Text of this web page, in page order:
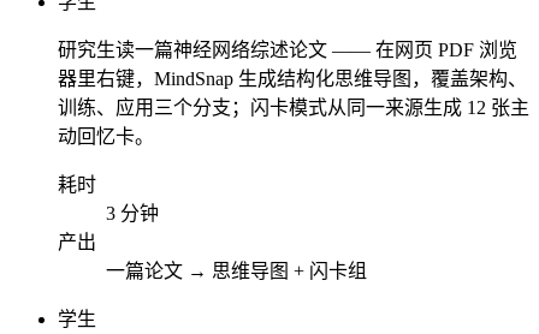
研究生读一篇神经网络综述论文 —— 在网页 PDF 浏览
器里右键，MindSnap 生成结构化思维导图，覆盖架构、
训练、应用三个分支；闪卡模式从同一来源生成 12 张主
动回忆卡。
耗时
3 分钟
产出
一篇论文 → 思维导图 + 闪卡组
学生